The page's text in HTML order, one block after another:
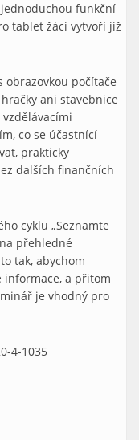
funkční
tablet žáci vytvoří již
obrazovkou počítače
ani stavebnice
co se účastnící
prakticky
dalších finančních
cyklu „Seznamte
přehledné
tak, abychom
a přitom
je vhodný pro
4-1035